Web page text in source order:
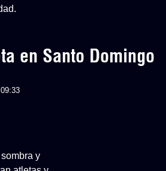
en Santo Domingo
y